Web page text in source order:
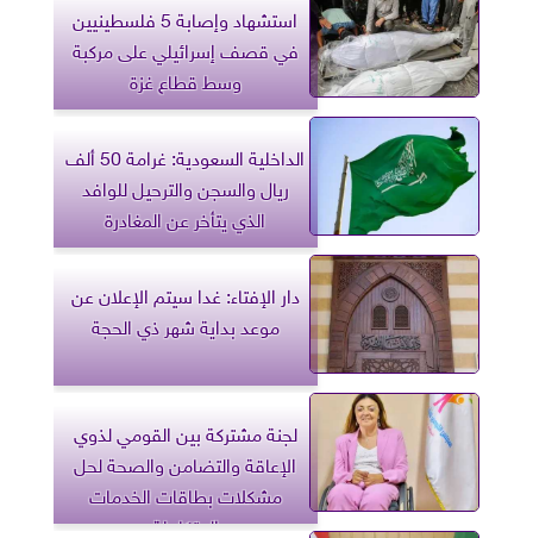
استشهاد وإصابة 5 فلسطينيين
في قصف إسرائيلي على مركبة
وسط قطاع غزة
الداخلية السعودية: غرامة 50 ألف
ريال والسجن والترحيل للوافد
الذي يتأخر عن المغادرة
دار الإفتاء: غدا سيتم الإعلان عن
موعد بداية شهر ذي الحجة
لجنة مشتركة بين القومي لذوي
الإعاقة والتضامن والصحة لحل
مشكلات بطاقات الخدمات
المتكاملة